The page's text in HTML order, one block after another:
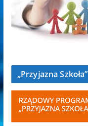
„Przyjazna Szkoła”